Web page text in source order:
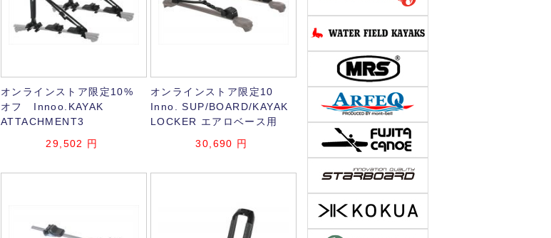
オンラインストア限定10%
オフ Innoo.KAYAK
ATTACHMENT3
29,502 円
オンラインストア限定10
Inno. SUP/BOARD/KAYAK
LOCKER エアロベース用
30,690 円